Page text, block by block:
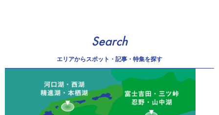
Search
エリアからスポット・記事・特集を探す